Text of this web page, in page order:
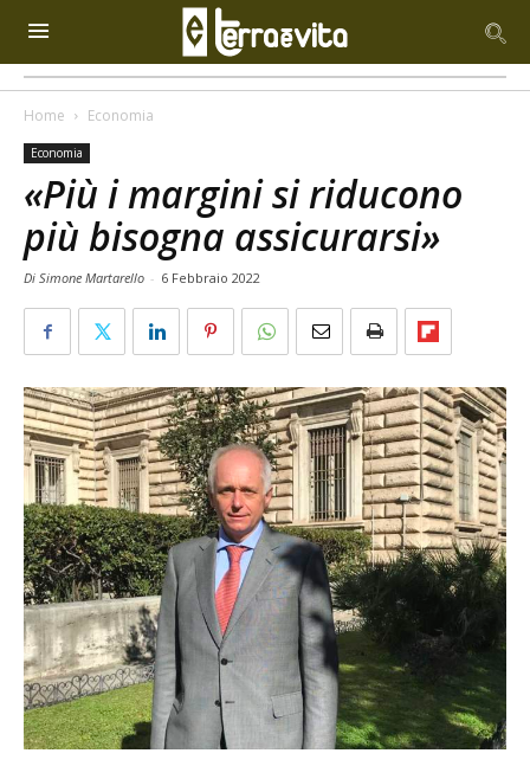
Home Economia
Economia
«Più i margini si riducono
più bisogna assicurarsi»
Di Simone Martarello - 6 Febbraio 2022